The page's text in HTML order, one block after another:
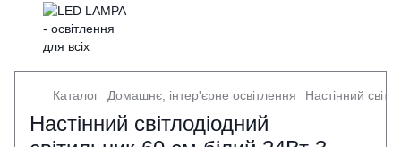
Каталог Домашнє, інтер'єрне освітлення Настінний
Настінний світлодіодний